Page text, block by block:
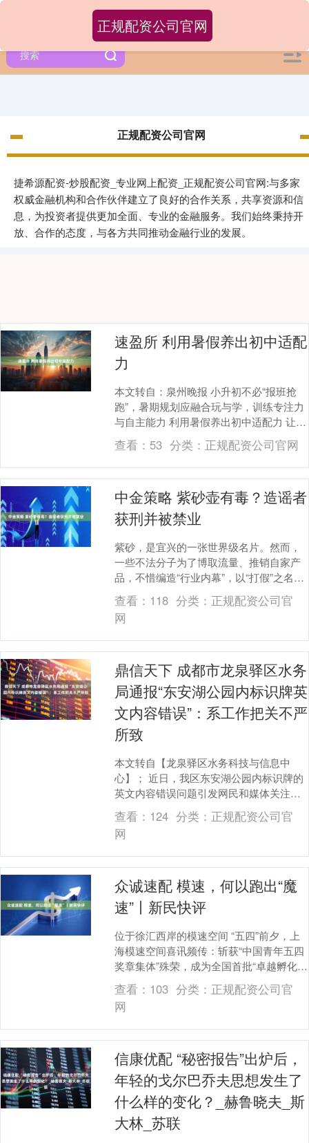
正规配资公司官网
捷希源配资-炒股配资_专业网上配资_正规配资公司官网:与多家
权威金融机构和合作伙伴建立了良好的合作关系，共享资源和信
息，为投资者提供更加全面、专业的金融服务。我们始终秉持开
放、合作的态度，与各方共同推动金融行业的发展。
正规配资公司官网
速盈所 利用暑假养出初中适配
力
本文转自：泉州晚报 小升初不必“报班抢
跑”，暑期规划应融合玩与学，训练专注力
与自主能力 利用暑假养出初中适配力 让孩
子组织一场球赛，是一次成长锻炼。
（CFP） ....
查看： 53 分类： 正规配资公司官网
中金策略 紫砂壶有毒？造谣者
获刑并被禁业
紫砂，是宜兴的一张世界级名片。然而，
一些不法分子为了博取流量、推销自家产
品，不惜编造“行业内幕”，以“打假”之名
行“造假”之实，严重扰乱了市场秩序，抹
黑“宜兴紫....
查看： 118 分类： 正规配资公司官
网
鼎信天下 成都市龙泉驿区水务
局通报“东安湖公园内标识牌英
文内容错误”：系工作把关不严
所致
本文转自【龙泉驿区水务科技与信息中
心】； 近日，我区东安湖公园内标识牌的
英文内容错误问题引发网民和媒体关注。
经核查，反映的标识牌共计10块，部分英
文内容确实存在....
查看： 124 分类： 正规配资公司官
网
众诚速配 模速，何以跑出“魔
速”丨新民快评
位于徐汇西岸的模速空间 “五四”前夕，上
海模速空间喜讯频传：斩获“中国青年五四
奖章集体”殊荣，成为全国首批“卓越孵化
器”，新引进大模型企业超过100家，入驻
企业....
查看： 103 分类： 正规配资公司官
网
信康优配 “秘密报告”出炉后，
年轻的戈尔巴乔夫思想发生了
什么样的变化？_赫鲁晓夫_斯
大林_苏联